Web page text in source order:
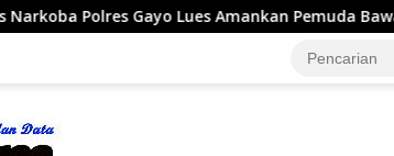
Gayo Lues Amankan Pemuda Bawa 2 Kg Ganja